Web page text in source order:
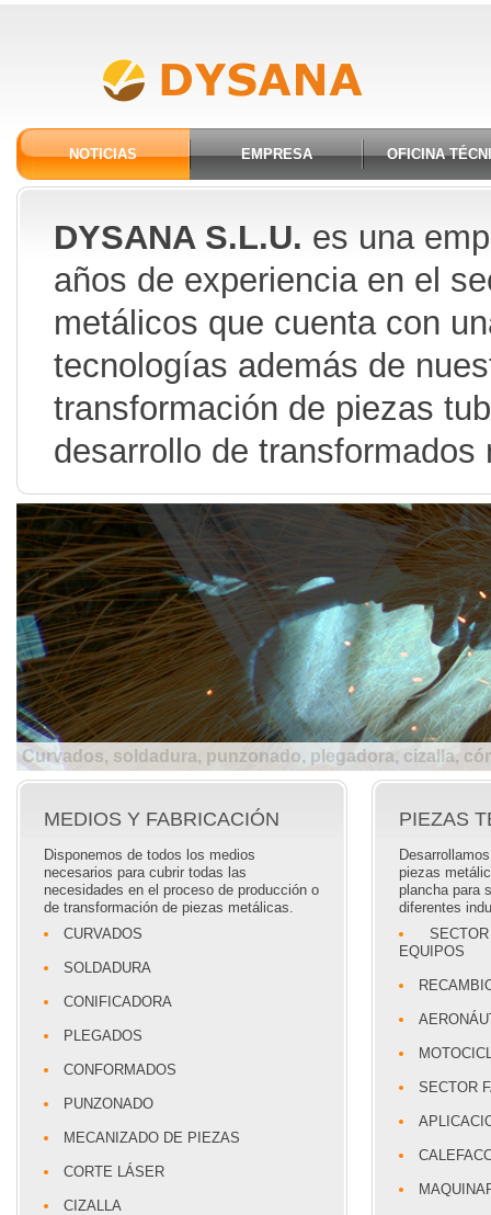
NOTICIAS EMPRESA OFICINA
DYSANA S.L.U. es una
años de experiencia en el
metálicos que cuenta con
tecnologías además de
transformación de piezas
desarrollo de
Curvados, soldadura, punzonado, plegadora, cizalla,
MEDIOS Y FABRICACIÓN
Disponemos de todos los medios
necesarios para cubrir todas las
necesidades en el proceso de producción o
de transformación de piezas metálicas.
CURVADOS
SOLDADURA
CONIFICADORA
PLEGADOS
CONFORMADOS
PUNZONADO
MECANIZADO DE PIEZAS
CORTE LÁSER
CIZALLA
PIEZAS
piezas
plancha para
diferentes
EQUIPOS
SECTOR